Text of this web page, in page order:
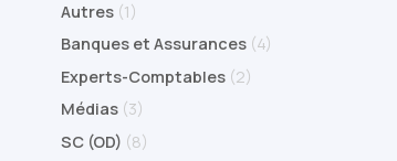
Autres (1)
Banques et Assurances (4)
Experts-Comptables (2)
Médias (3)
SC (OD) (8)